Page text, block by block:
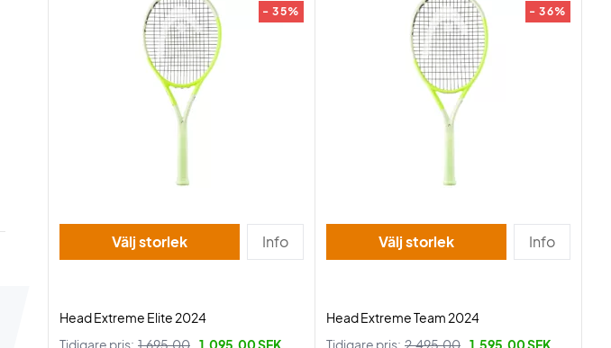
- 35%
Välj storlek Info
Head Extreme Elite 2024
Tidigare pris: 1.695,00 1.095,00 SEK
- 36%
Välj storlek Info
Head Extreme Team 2024
Tidigare pris: 2.495,00 1.595,00 SEK